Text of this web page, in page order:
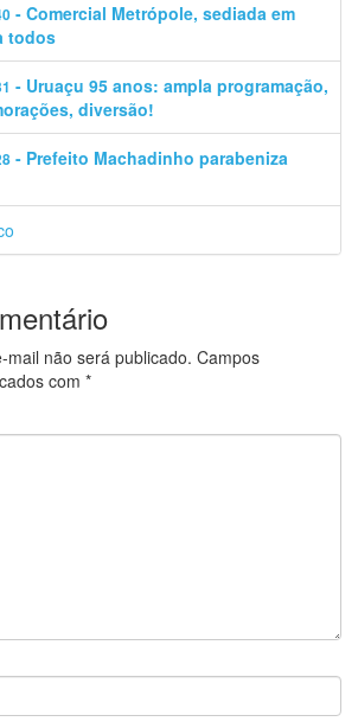
- Comercial Metrópole, sediada em
todos
- Uruaçu 95 anos: ampla programação,
diversão!
- Prefeito Machadinho parabeniza
não será publicado. Campos
com *